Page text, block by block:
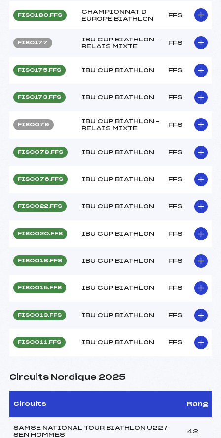
FIS0180.FFS
CHAMPIONNAT D
EUROPE BIATHLON
FFS
FIS0177
IBU CUP BIATHLON –
RELAIS MIXTE
FFS
FIS0175.FFS IBU CUP BIATHLON FFS
FIS0173.FFS IBU CUP BIATHLON FFS
FIS0079
IBU CUP BIATHLON –
RELAIS MIXTE
FFS
FIS0078.FFS IBU CUP BIATHLON FFS
FIS0076.FFS IBU CUP BIATHLON FFS
FIS0022.FFS IBU CUP BIATHLON FFS
FIS0020.FFS IBU CUP BIATHLON FFS
FIS0018.FFS IBU CUP BIATHLON FFS
FIS0015.FFS IBU CUP BIATHLON FFS
FIS0013.FFS IBU CUP BIATHLON FFS
FIS0011.FFS IBU CUP BIATHLON FFS
Circuits Nordique 2025
Circuits Rang
SAMSE NATIONAL TOUR BIATHLON U22 /
SEN HOMMES
42